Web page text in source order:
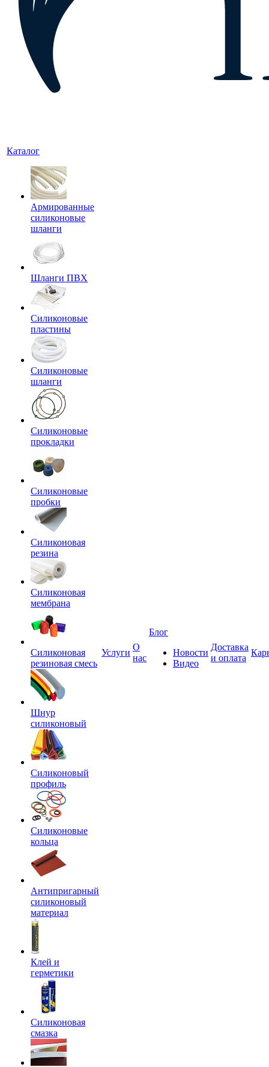
Каталог
Армированные
силиконовые
шланги
Шланги ПВХ
Силиконовые
пластины
Силиконовые
шланги
Силиконовые
прокладки
Силиконовые
пробки
Силиконовая
резина
Силиконовая
мембрана
Силиконовая
резиновая смесь
Шнур
силиконовый
Силиконовый
профиль
Силиконовые
кольца
Антипригарный
силиконовый
материал
Клей и
герметики
Силиконовая
смазка
Услуги
О
нас
Блог
Новости
Видео
Доставка
и оплата